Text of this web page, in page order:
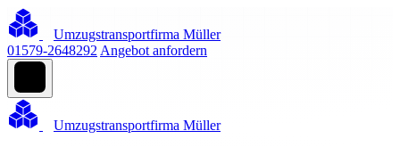
Umzugstransportfirma Müller
01579-2648292 Angebot anfordern
Umzugstransportfirma Müller